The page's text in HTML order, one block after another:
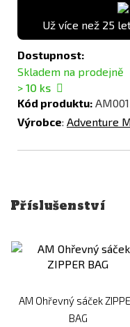
Už více než 25
Dostupnost:
Skladem na prodejně
> 10 ks
Kód produktu:
Výrobce: Adventure
Příslušenství
AM Ohřevný sáček
BAG